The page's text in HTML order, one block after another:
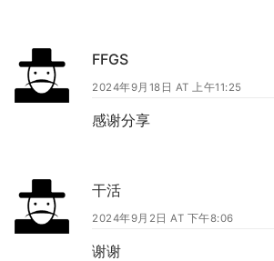
FFGS
2024年9月18日 AT 上午11:25
感谢分享
干活
2024年9月2日 AT 下午8:06
谢谢